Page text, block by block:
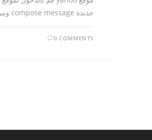
جديدة compose message ومن ثم ادخل بريد صديقك او اصدقاءك الالكتروني المراد ارسال الصورة لهم
0 COMMENTS